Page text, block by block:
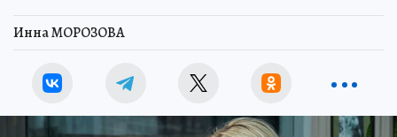
Инна МОРОЗОВА